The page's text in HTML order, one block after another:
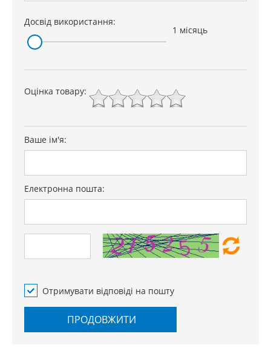
Досвід використання:
1 місяць
Оцінка товару:
Ваше ім'я:
Електронна пошта:
Отримувати відповіді на пошту
ПРОДОВЖИТИ